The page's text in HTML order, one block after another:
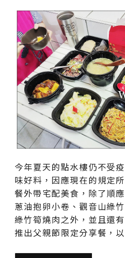
今年夏天的點水樓仍不受
味好料，因應現在的規定
餐外帶宅配美食，除了順
蔥油抱卵小卷、觀音山綠
綠竹筍燒肉之外，並且還
推出父親節限定分享餐，